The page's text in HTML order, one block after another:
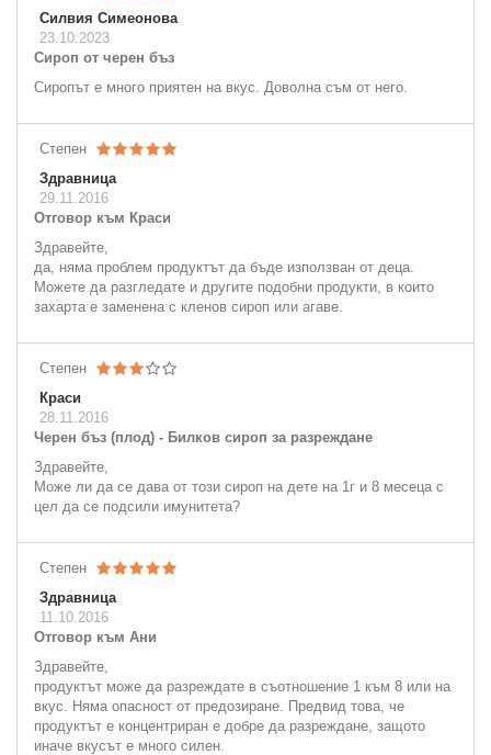
Силвия Симеонова
23.10.2023
Сироп от черен бъз
Сиропът е много приятен на вкус. Доволна съм от него.
Степен
Здравница
29.11.2016
Отговор към Краси
Здравейте,
да, няма проблем продуктът да бъде използван от деца.
Можете да разгледате и другите подобни продукти, в които
захарта е заменена с кленов сироп или агаве.
Степен
Краси
28.11.2016
Черен бъз (плод) - Билков сироп за разреждане
Здравейте,
Може ли да се дава от този сироп на дете на 1г и 8 месеца с
цел да се подсили имунитета?
Степен
Здравница
11.10.2016
Отговор към Ани
Здравейте,
продуктът може да разреждате в съотношение 1 към 8 или на
вкус. Няма опасност от предозиране. Предвид това, че
продуктът е концентриран е добре да разреждане, защото
иначе вкусът е много силен.